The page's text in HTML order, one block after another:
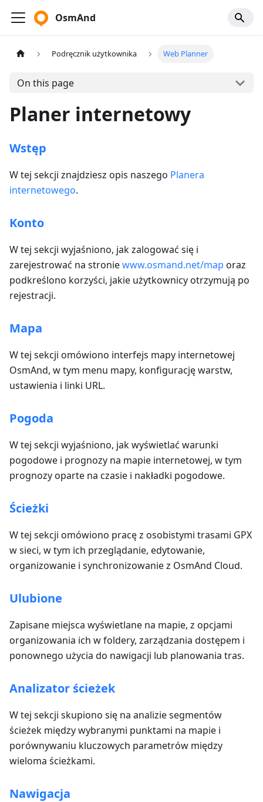
OsmAnd
Podręcznik użytkownika Web Planner
On this page
Planer internetowy
Wstęp
W tej sekcji znajdziesz opis naszego Planera
internetowego.
Konto
W tej sekcji wyjaśniono, jak zalogować się i
zarejestrować na stroniewww.osmand.net/map oraz
podkreślono korzyści, jakie użytkownicy otrzymują po
rejestracji.
Mapa
W tej sekcji omówiono interfejs mapy internetowej
OsmAnd, w tym menu mapy, konfigurację warstw,
ustawienia i linki URL.
Pogoda
W tej sekcji wyjaśniono, jak wyświetlać warunki
pogodowe i prognozy na mapie internetowej, w tym
prognozy oparte na czasie i nakładki pogodowe.
Ścieżki
W tej sekcji omówiono pracę z osobistymi trasami GPX
w sieci, w tym ich przeglądanie, edytowanie,
organizowanie i synchronizowanie z OsmAnd Cloud.
Ulubione
Zapisane miejsca wyświetlane na mapie, z opcjami
organizowania ich w foldery, zarządzania dostępem i
ponownego użycia do nawigacji lub planowania tras.
Analizator ścieżek
W tej sekcji skupiono się na analizie segmentów
ścieżek między wybranymi punktami na mapie i
porównywaniu kluczowych parametrów między
wieloma ścieżkami.
Nawigacja